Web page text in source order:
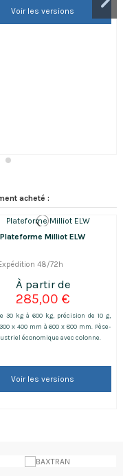
Voir les versions
acheté :
Plateforme Milliot ELW
48/72h
285,00 €
30 kg à 600 kg, précision de 10 g,
x 400 mm à 600 x 800 mm. Pèse-
économique avec colonne.
Voir les versions